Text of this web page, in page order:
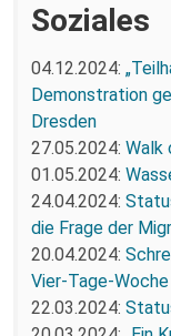
Soziales
04.12.2024:
Demonstration
Dresden
27.05.2024: Walk
01.05.2024:
24.04.2024:
die Frage der
20.04.2024:
Vier-Tage-Woche
22.03.2024: